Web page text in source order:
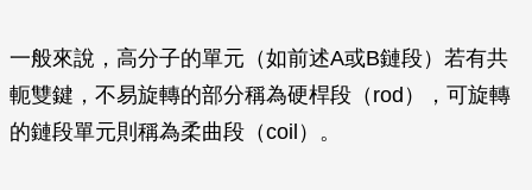
一般來說，高分子的單元（如前述A或B鏈段）若有共
軛雙鍵，不易旋轉的部分稱為硬桿段（rod），可旋轉
的鏈段單元則稱為柔曲段（coil）。